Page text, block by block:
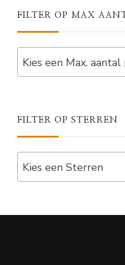
FILTER OP MAX
Kies een Max.
FILTER OP STERREN
Kies een Sterren